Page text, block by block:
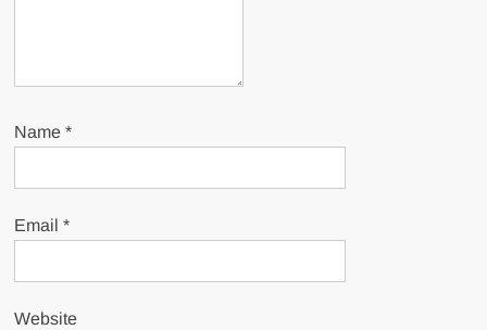
Name*
Email*
Website